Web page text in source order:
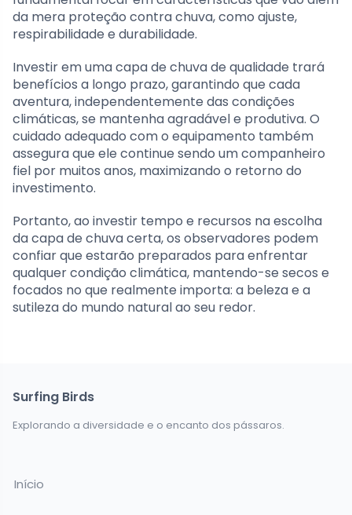
da mera proteção contra chuva, como ajuste,
respirabilidade e durabilidade.
Investir em uma capa de chuva de qualidade trará
benefícios a longo prazo, garantindo que cada
aventura, independentemente das condições
climáticas, se mantenha agradável e produtiva. O
cuidado adequado com o equipamento também
assegura que ele continue sendo um companheiro
fiel por muitos anos, maximizando o retorno do
investimento.
Portanto, ao investir tempo e recursos na escolha
da capa de chuva certa, os observadores podem
confiar que estarão preparados para enfrentar
qualquer condição climática, mantendo-se secos e
focados no que realmente importa: a beleza e a
sutileza do mundo natural ao seu redor.
Surfing Birds
Explorando a diversidade e o encanto dos pássaros.
Início